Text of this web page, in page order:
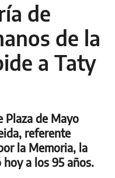
de
de la
a Taty
Plaza de Mayo
referente
la Memoria, la
a los 95 años.